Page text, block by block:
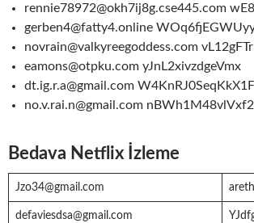
rennie78972@okh7ij8g.cse445.com
gerben4@fatty4.online
novrain@valkyreegoddess.com
eamons@otpku.com yJnL2xivzdgeVmx
dt.ig.r.a@gmail.com W4KnRJ0SeqKkX1F
no.v.rai.n@gmail.com
Bedava Netflix İzleme
Jzo34@gmail.com
defaviesdsa@gmail.com